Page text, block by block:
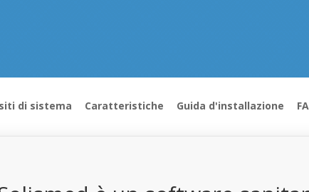
di sistema Caratteristiche Guida d'installazione